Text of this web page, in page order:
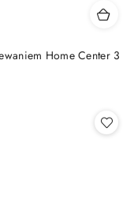
Home Center 3